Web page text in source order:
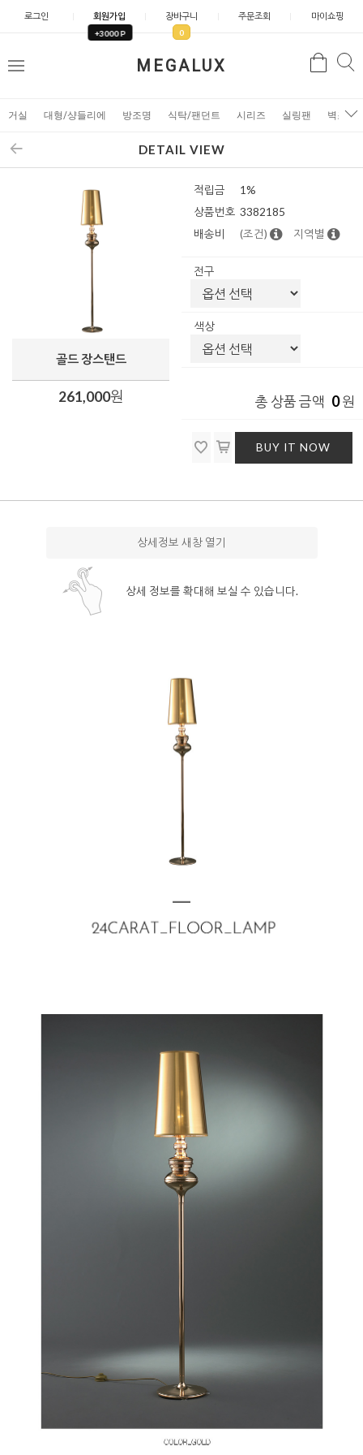
로그인 회원가입
+3000 P
장바구니
0
주문조회 마이쇼핑
MEGALUX
메
검
거실 대형/샹들리에 방조명 식탁/팬던트 시리즈 실링팬 벽조명
DETAIL VIEW
골드 장스탠드
261,000원
적립금
1%
상품번호 3382185
배송비
(조건) 지역별
전구
색상
총 상품 금액 0원
BUY IT NOW
상세정보 새창 열기
상세 정보를 확대해 보실 수 있습니다.